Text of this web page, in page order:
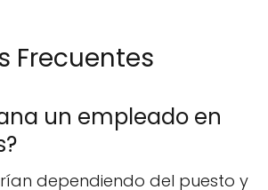
Frecuentes
un empleado en
dependiendo del puesto y